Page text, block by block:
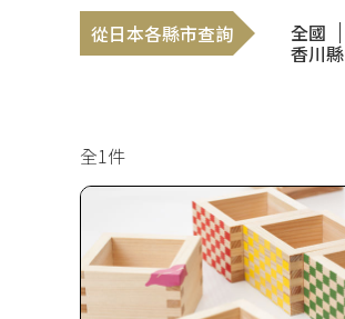
從日本各縣市查詢 全國
香川縣
全1件